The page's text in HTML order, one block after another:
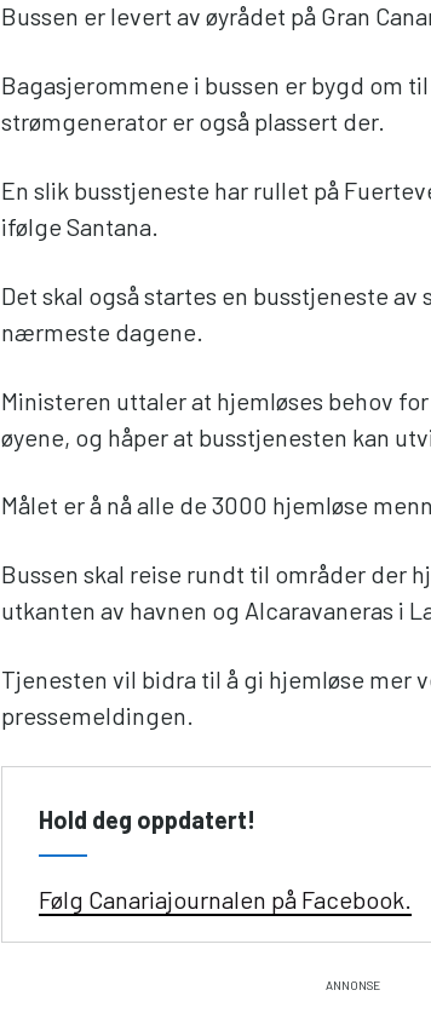
Bussen er levert av øyrådet på Gran
Bagasjerommene i bussen er bygd om
strømgenerator er også plassert der.
En slik busstjeneste har rullet på
ifølge Santana.
Det skal også startes en busstjeneste av
nærmeste dagene.
Ministeren uttaler at hjemløses behov
øyene, og håper at busstjenesten kan
Målet er å nå alle de 3000 hjemløse
Bussen skal reise rundt til områder der
utkanten av havnen og Alcaravaneras i
Tjenesten vil bidra til å gi hjemløse mer
pressemeldingen.
Hold deg oppdatert!
Følg Canariajournalen på Facebook.